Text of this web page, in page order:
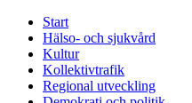
Start
Hälso- och sjukvård
Kultur
Kollektivtrafik
Regional utveckling